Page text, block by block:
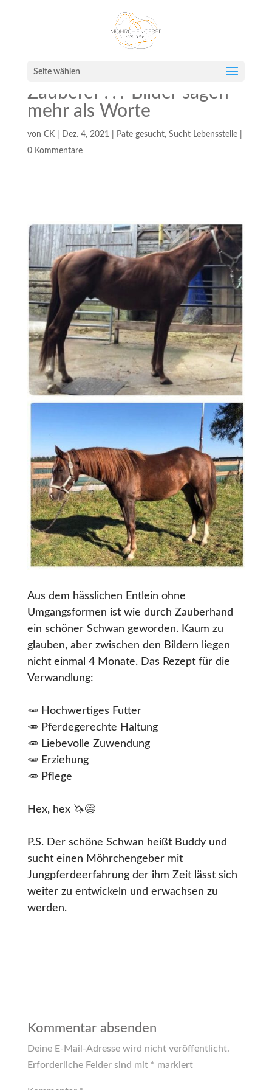
Seite wählen
Zauberei ??? Bilder sagen
mehr als Worte
von CK| Dez. 4, 2021 Pate gesucht, Sucht Lebensstelle|
0 Kommentare
Aus dem hässlichen Entlein ohne
Umgangsformen ist wie durch Zauberhand
ein schöner Schwan geworden. Kaum zu
glauben, aber zwischen den Bildern liegen
nicht einmal 4 Monate. Das Rezept für die
Verwandlung:
🥕 Hochwertiges Futter
🥕 Pferdegerechte Haltung
🥕 Liebevolle Zuwendung
🥕 Erziehung
🥕 Pflege
Hex, hex 🦄😅
P.S. Der schöne Schwan heißt Buddy und
sucht einen Möhrchengeber mit
Jungpferdeerfahrung der ihm Zeit lässt sich
weiter zu entwickeln und erwachsen zu
werden.
Kommentar absenden
Deine E-Mail-Adresse wird nicht veröffentlicht.
Erforderliche Felder sind mit * markiert